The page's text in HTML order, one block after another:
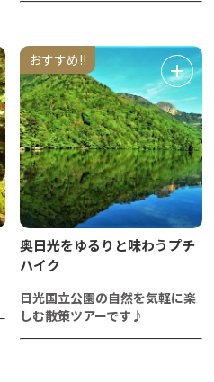
おすすめ!!
奥日光をゆるりと味わうプチ
ハイク
日光国立公園の自然を気軽に楽
しむ散策ツアーです♪